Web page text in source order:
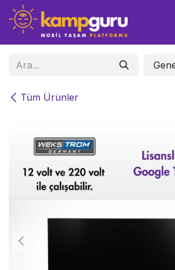
İçereği Atla
Tüm Ürünler